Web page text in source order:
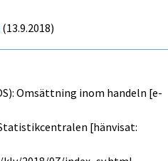
(13.9.2018)
Omsättning inom handeln [e-
[hänvisat: